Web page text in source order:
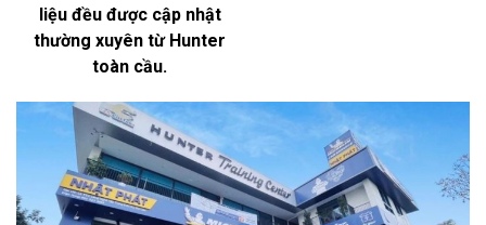
liệu đều được cập nhật
thường xuyên từ Hunter
toàn cầu.